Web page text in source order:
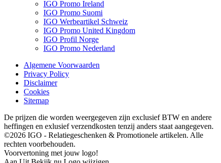
IGO Promo Ireland
IGO Promo Suomi
IGO Werbeartikel Schweiz
IGO Promo United Kingdom
IGO Profil Norge
IGO Promo Nederland
Algemene Voorwaarden
Privacy Policy
Disclaimer
Cookies
Sitemap
De prijzen die worden weergegeven zijn exclusief BTW en andere
heffingen en exlusief verzendkosten tenzij anders staat aangegeven.
©2026 IGO - Relatiegeschenken & Promotionele artikelen. Alle
rechten voorbehouden.
Voorvertoning met jouw logo!